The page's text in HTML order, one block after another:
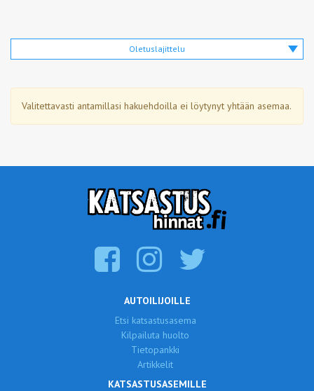
Oletuslajittelu
Valitettavasti antamillasi hakuehdoilla ei löytynyt yhtään asemaa.
AUTOILIJOILLE
Etsi katsastusasema
Kilpailuta huolto
Tietopankki
Artikkelit
KATSASTUSASEMILLE